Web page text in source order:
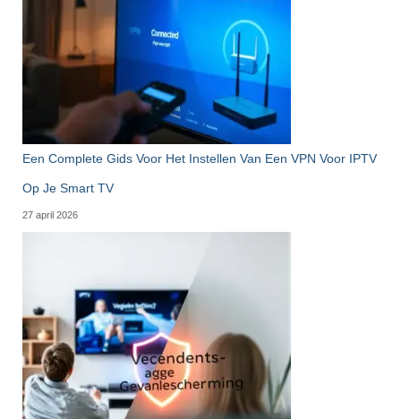
Een Complete Gids Voor Het Instellen Van Een VPN Voor IPTV
Op Je Smart TV
27 april 2026